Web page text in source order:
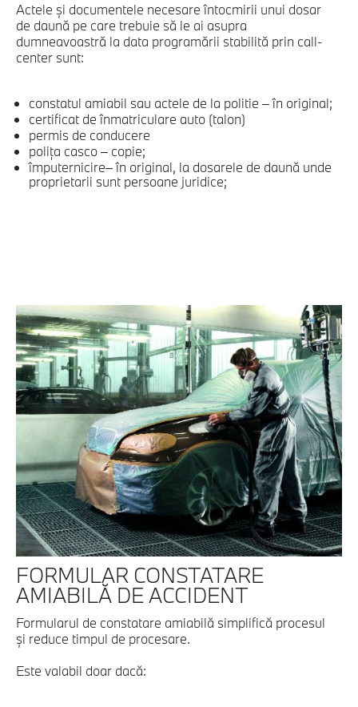
Actele și documentele necesare întocmirii unui dosar
de daună pe care trebuie să le ai asupra
dumneavoastră la data programării stabilită prin call-
center sunt:
constatul amiabil sau actele de la politie – în original;
certificat de înmatriculare auto (talon)
permis de conducere
polița casco – copie;
împuternicire– în original, la dosarele de daună unde
proprietarii sunt persoane juridice;
FORMULAR CONSTATARE
AMIABILĂ DE ACCIDENT
Formularul de constatare amiabilă simplifică procesul
și reduce timpul de procesare.
Este valabil doar dacă: